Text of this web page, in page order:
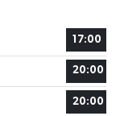
17:00
20:00
20:00